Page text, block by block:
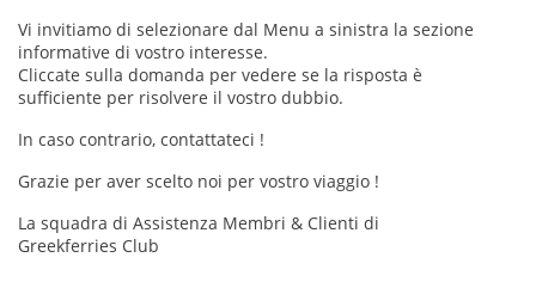
Vi invitiamo di selezionare dal Menu a sinistra la sezione
informative di vostro interesse.
Cliccate sulla domanda per vedere se la risposta è
sufficiente per risolvere il vostro dubbio.
In caso contrario, contattateci !
Grazie per aver scelto noi per vostro viaggio !
La squadra di Assistenza Membri & Clienti di
Greekferries Club